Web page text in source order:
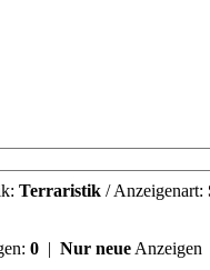
Terraristik / Anzeigenart:
0 | Nur neue Anzeigen